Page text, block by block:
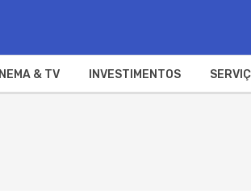
& TV INVESTIMENTOS